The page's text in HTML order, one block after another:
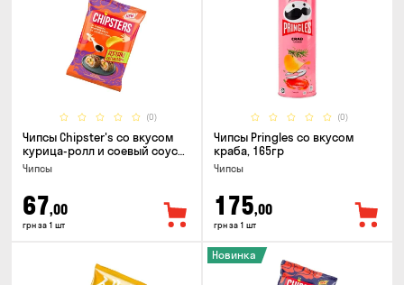
(0)
Чипсы Chipster's со вкусом
курица-ролл и соевый соус
90г
Чипсы
67,00
грн за 1 шт
(0)
Чипсы Pringles со вкусом
краба, 165гр
Чипсы
175,00
грн за 1 шт
Новинка